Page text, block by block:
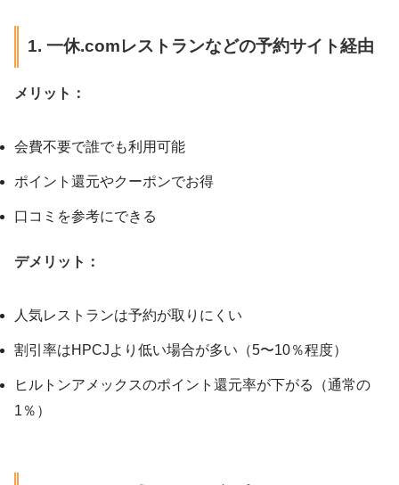
1. 一休.comレストランなどの予約サイト経由
メリット：
会費不要で誰でも利用可能
ポイント還元やクーポンでお得
口コミを参考にできる
デメリット：
人気レストランは予約が取りにくい
割引率はHPCJより低い場合が多い（5〜10％程度）
ヒルトンアメックスのポイント還元率が下がる（通常の
1％）